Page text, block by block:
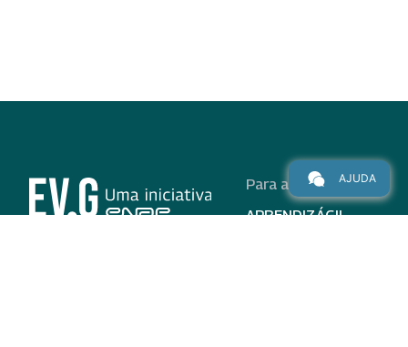
Para alunos
APRENDIZÁGIL
AJUDA